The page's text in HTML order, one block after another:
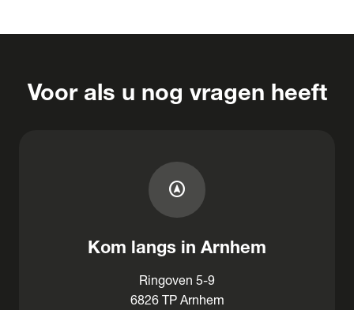
Voor als u nog vragen heeft
assistant_navigation
Kom langs in Arnhem
Ringoven 5-9
6826 TP Arnhem